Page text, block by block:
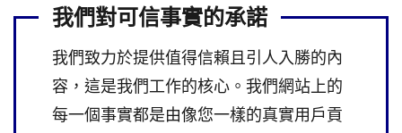
我們對可信事實的承諾
我們致力於提供值得信賴且引人入勝的內
容，這是我們工作的核心。我們網站上的
每一個事實都是由像您一樣的真實用戶貢